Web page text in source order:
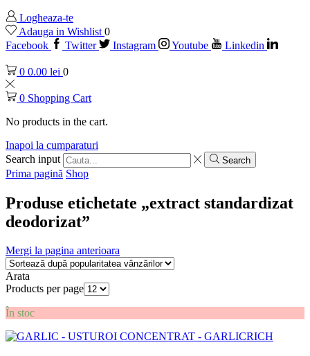
Logheaza-te
Adauga in Wishlist 0
Facebook
Twitter Instagram Youtube Linkedin
0 0.00 lei 0
0 Shopping Cart
No products in the cart.
Inapoi la cumparaturi
Search input
Search
Prima pagină Shop
Produse etichetate „extract standardizat
deodorizat”
Mergi la pagina anterioara
Arata
Products per page
În stoc